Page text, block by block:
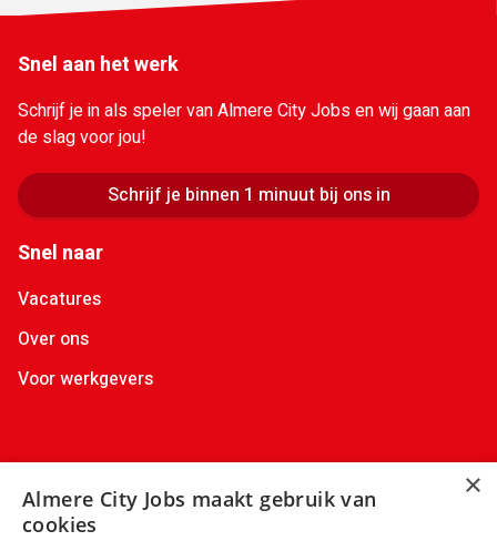
Snel aan het werk
Schrijf je in als speler van Almere City Jobs en wij gaan aan
de slag voor jou!
Schrijf je binnen 1 minuut bij ons in
Snel naar
Vacatures
Over ons
Voor werkgevers
Contactgegevens
+31(0)88 522 00 36
×
Almere City Jobs maakt gebruik van
cookies